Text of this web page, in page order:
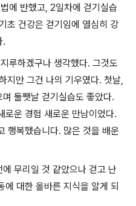
에 반했고, 2일차에 걷기실습
초 건강은 걷기임에 열심히 강
.
루하겠구나 생각했다. 그것도
지만 그건 나의 기우였다. 첫날,
둘쨋날 걷기실습도 좋았다.
로운 경험 새로운 만남이었다.
행복했습니다. 많은 것을 배운
무리일 것 같았으나 걷고 난
대한 올바른 지식을 알게 되